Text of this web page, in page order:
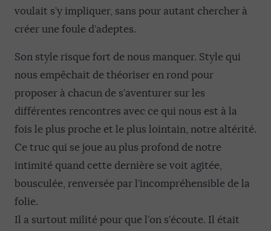
voulait s’y impliquer, sans pour autant chercher à
créer une foule d’adeptes.
Son style risque fort de nous manquer. Style qui
nous empêchait de théoriser en rond pour
proposer à chacun de s’aventurer sur les
différentes rencontres avec ce qui nous est à la
fois le plus proche et le plus lointain, notre altérité.
Ce truc qui se joue au plus profond de notre
intimité quand cette dernière se voit agitée,
bousculée, renversée par l’incompréhensible de la
folie.
Il a surtout milité pour que l’on s’écoute. Il était